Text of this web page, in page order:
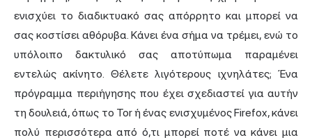
ενισχύει το διαδικτυακό σας απόρρητο και μπορεί να
σας κοστίσει αθόρυβα. Κάνει ένα σήμα να τρέμει, ενώ το
υπόλοιπο δακτυλικό σας αποτύπωμα παραμένει
εντελώς ακίνητο. Θέλετε λιγότερους ιχνηλάτες; Ένα
πρόγραμμα περιήγησηςπου έχει σχεδιαστεί για αυτήν
τη δουλειά, όπως το Tor ή ένας ενισχυμένος Firefox, κάνει
πολύ περισσότερα από ό,τι μπορεί ποτέ να κάνει μια